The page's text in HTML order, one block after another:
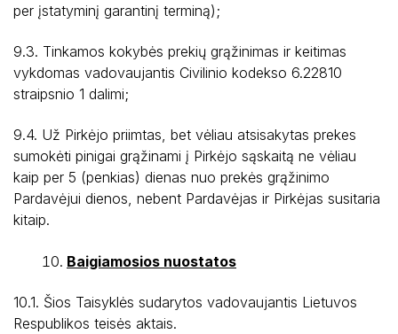
per įstatyminį garantinį terminą);
9.3. Tinkamos kokybės prekių grąžinimas ir keitimas
vykdomas vadovaujantis Civilinio kodekso 6.22810
straipsnio 1 dalimi;
9.4. Už Pirkėjo priimtas, bet vėliau atsisakytas prekes
sumokėti pinigai grąžinami į Pirkėjo sąskaitą ne vėliau
kaip per 5 (penkias) dienas nuo prekės grąžinimo
Pardavėjui dienos, nebent Pardavėjas ir Pirkėjas susitaria
kitaip.
Baigiamosios nuostatos
10.1. Šios Taisyklės sudarytos vadovaujantis Lietuvos
Respublikos teisės aktais.